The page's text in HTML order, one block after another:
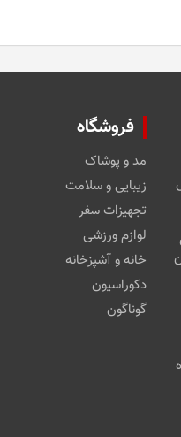
فروشگاه
مد و پوشاک
زیبایی و سلامت
تجهیزات سفر
لوازم ورزشی
خانه و آشپزخانه
دکوراسیون
گوناگون